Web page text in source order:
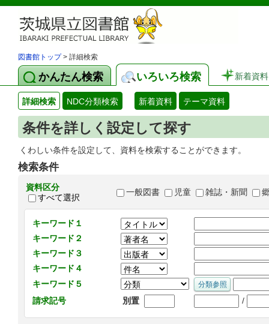
図書館トップ> 詳細検索
かんたん検索 いろいろ検索 新着資料
詳細検索 NDC分類検索 新着資料 テーマ資料
条件を詳しく設定して探す
くわしい条件を設定して、資料を検索することができます。
検索条件
資料区分
すべて選択
一般図書 児童 雑誌・新聞
キーワード１
キーワード２
キーワード３
キーワード４
キーワード５
請求記号
別置 /